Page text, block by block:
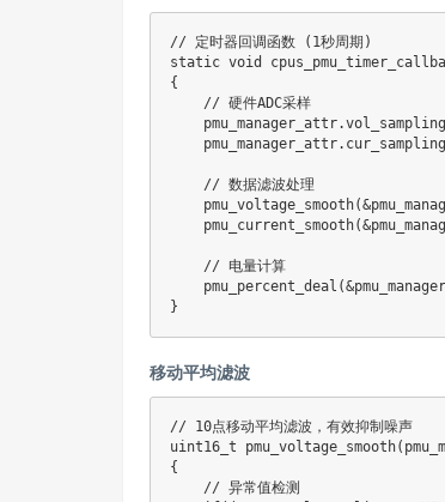
// 定时器回调函数 (1秒周期)
static void
{
// 硬件ADC采样
    pmu_manager_attr
.vol_sampling
    pmu_manager_attr
. cur_sampling
// 数据滤波处理
pmu_voltage_smooth(&
pmu_current_smooth(&
// 电量计算
pmu_percent_deal (&
}
移动平均滤波
// 10点移动平均滤波，有效抑制噪声
uint16_t
pmu_voltage_smooth(
{
// 异常值检测